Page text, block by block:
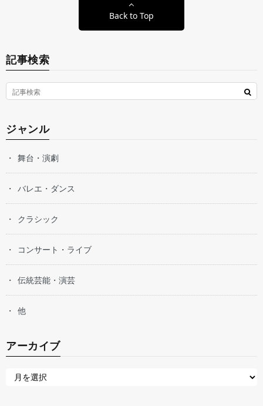
Back to Top
記事検索
ジャンル
舞台・演劇
バレエ・ダンス
クラシック
コンサート・ライブ
伝統芸能・演芸
他
アーカイブ